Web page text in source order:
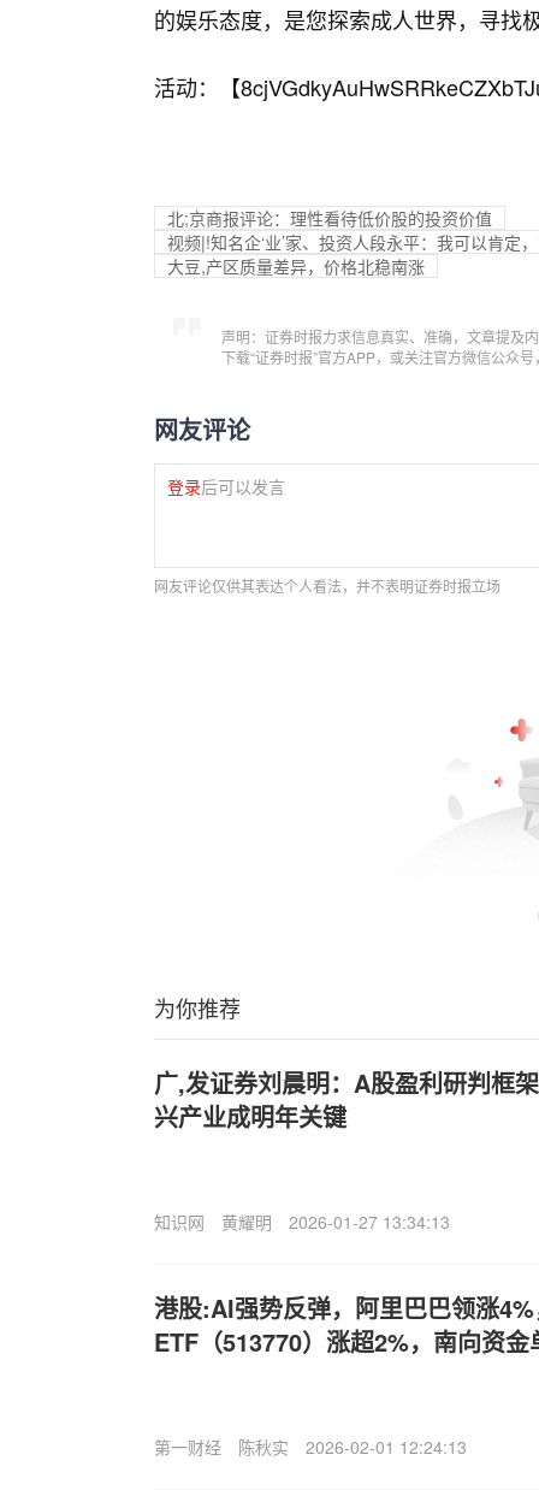
的娱乐态度，是您探索成人世界，寻找
活动：【
北;京商报评论：理性看待低价股的投资价值
视频|!知名企‘业’家、投资人段永平：我可以肯定
大豆,产区质量差异，价格北稳南涨
声明：证券时报力求信息真实、准确，文章提及
下载“证券时报”官方APP，或关注官方微信公众
网友评论
登录后可以发言
网友评论仅供其表达个人看法，并不表明证券时报立场
为你推荐
广,发证券刘晨明：A股盈利研判框
兴产业成明年关键
知识网 黄耀明 2026-01-27 13:34:13
港股:AI强势反弹，阿里巴巴领涨
ETF（513770）涨超2%，南向资
第一财经 陈秋实 2026-02-01 12:24:13